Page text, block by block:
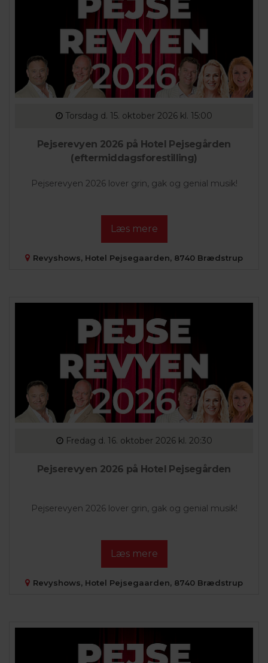
Torsdag d. 15. oktober 2026 kl. 15:00
Pejserevyen 2026 på Hotel Pejsegården
(eftermiddagsforestilling)
Pejserevyen 2026 lover grin, gak og genial musik!
Læs mere
Revyshows, Hotel Pejsegaarden, 8740 Brædstrup
Fredag d. 16. oktober 2026 kl. 20:30
Pejserevyen 2026 på Hotel Pejsegården
Pejserevyen 2026 lover grin, gak og genial musik!
Læs mere
Revyshows, Hotel Pejsegaarden, 8740 Brædstrup